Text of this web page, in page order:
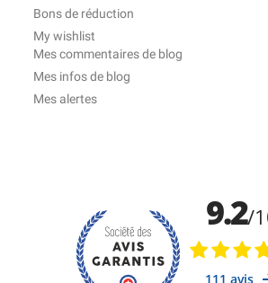
Bons de réduction
My wishlist
Mes commentaires de blog
Mes infos de blog
Mes alertes